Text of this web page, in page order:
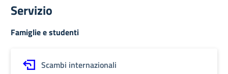
Servizio
Famiglie e studenti
Scambi internazionali